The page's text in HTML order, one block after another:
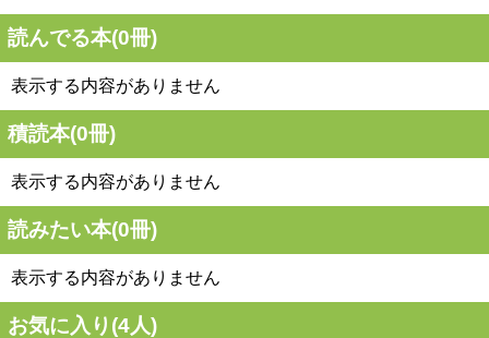
読んでる本(0冊)
表示する内容がありません
積読本(0冊)
表示する内容がありません
読みたい本(0冊)
表示する内容がありません
お気に入り(4人)